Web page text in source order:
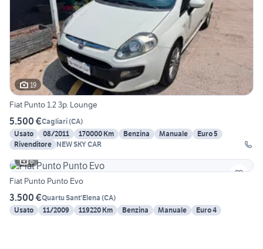
19
Fiat Punto 1.2 3p. Lounge
5.500 €Cagliari(CA)
Usato
08/2011 170000 Km Benzina Manuale
Euro 5
Rivenditore NEW SKY CAR
6
Fiat Punto Punto Evo
3.500 €Quartu Sant'Elena (CA)
Usato
11/2009 119220 Km Benzina Manuale Euro 4